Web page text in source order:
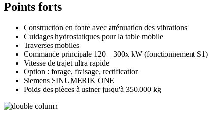
Points forts
Construction en fonte avec atténuation des vibrations
Guidages hydrostatiques pour la table mobile
Traverses mobiles
Commande principale 120 – 300x kW (fonctionnement S1)
Vitesse de trajet ultra rapide
Option : forage, fraisage, rectification
Siemens SINUMERIK ONE
Poids des pièces à usiner jusqu'à 350.000 kg